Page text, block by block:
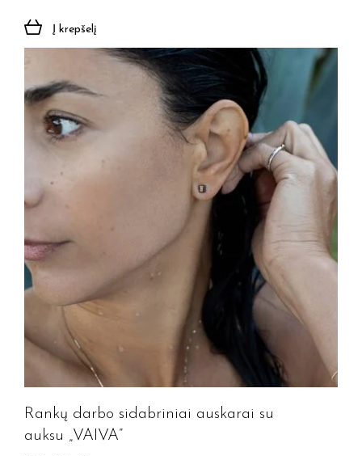
Į krepšelį
Rankų darbo sidabriniai auskarai su
auksu „VAIVA”